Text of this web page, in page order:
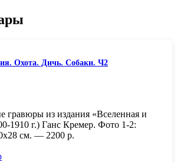
Охота. Дичь. Собаки. Ч2
из издания «Вселенная и
1910 г.) Ганс Кремер. Фото 1-2:
см. — 2200 р.